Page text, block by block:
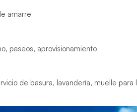
amarre
paseos, aprovisionamiento
de basura, lavandería, muelle